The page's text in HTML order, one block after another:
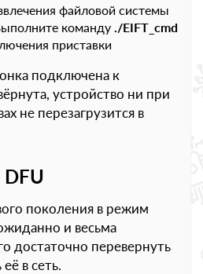
файловой системы
команду ./EIFT_cmd
приставки
подключена к
устройство ни при
не перезагрузится в
поколения в режим
и весьма
достаточно перевернуть
в сеть.